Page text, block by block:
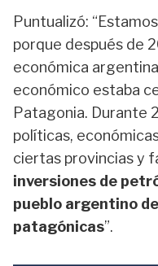
Puntualizó:
porque después de
económica
económico estaba
Patagonia. Durante
políticas,
ciertas provincias y
inversiones de
pueblo argentino
patagónicas”.